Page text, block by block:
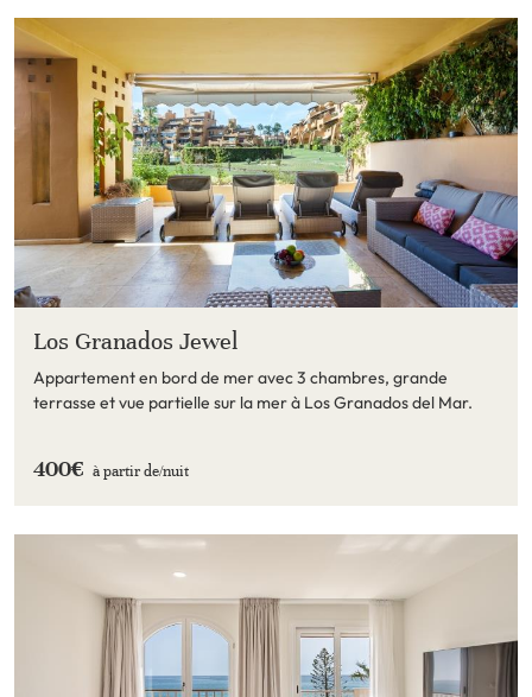
Los Granados Jewel
Appartement en bord de mer avec 3 chambres, grande
terrasse et vue partielle sur la mer à Los Granados del Mar.
400€ à partir de/nuit